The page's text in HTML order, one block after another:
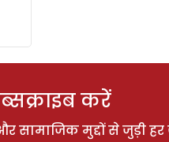
करें
सामाजिक मुद्दों से जुड़ी